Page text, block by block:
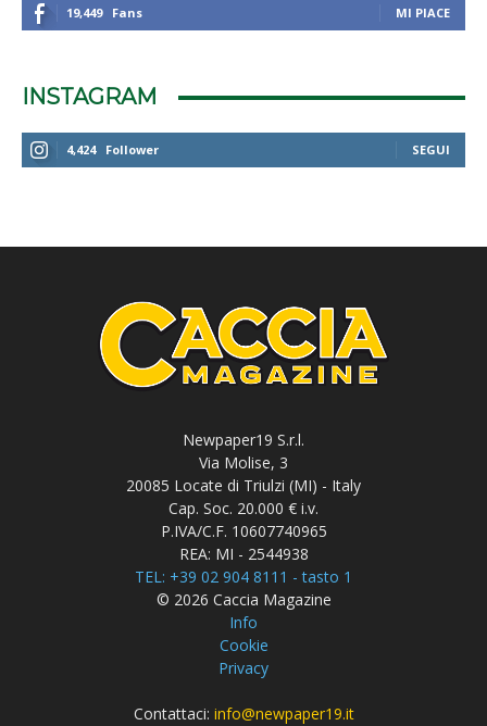
19,449 Fans MI PIACE
INSTAGRAM
4,424 Follower SEGUI
Newpaper19 S.r.l.
Via Molise, 3
20085 Locate di Triulzi (MI) - Italy
Cap. Soc. 20.000 € i.v.
P.IVA/C.F. 10607740965
REA: MI - 2544938
TEL: +39 02 904 8111 - tasto 1
© 2026 Caccia Magazine
Info
Cookie
Privacy
Contattaci: info@newpaper19.it